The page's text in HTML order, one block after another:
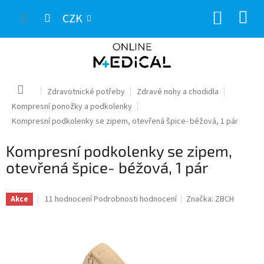
CZK
Domů Zdravotnické potřeby
Zdravé nohy a chodidla
Kompresní ponožky a podkolenky
Kompresní podkolenky se zipem, otevřená špice- béžová, 1 pár
Kompresní podkolenky se zipem,
otevřená špice- béžová, 1 pár
Akce
Průměrné
11 hodnoceníPodrobnosti hodnocení Značka: ZBCH